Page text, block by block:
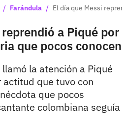
/ Farándula / El día que Messi
a Piqué por
que pocos conocen
la atención a Piqué
que tuvo con
que pocos
colombiana seguía